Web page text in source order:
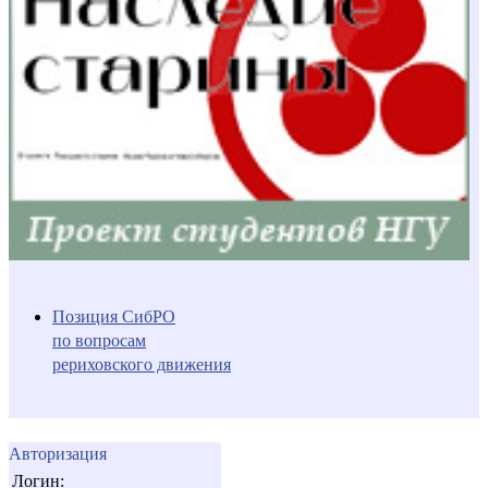
Позиция СибРО
по вопросам
рериховского движения
Авторизация
Логин: